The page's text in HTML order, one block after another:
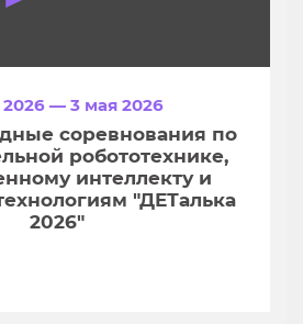
2026 — 3 мая 2026
соревнования по
робототехнике,
интеллекту и
"ДЕТалька
2026"